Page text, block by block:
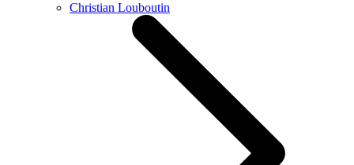
Christian Louboutin